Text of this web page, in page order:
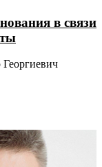
в связи
Георгиевич